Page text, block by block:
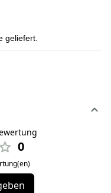
geliefert.
0